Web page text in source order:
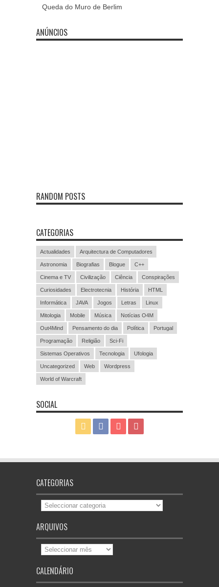
Queda do Muro de Berlim
ANÚNCIOS
RANDOM POSTS
CATEGORIAS
Actualidades Arquitectura de Computadores
Astronomia Biografias Blogue C++
Cinema e TV Civilização Ciência Conspirações
Curiosidades Electrotecnia História HTML
Informática JAVA Jogos Letras Linux
Mitologia Mobile Música Notícias O4M
Out4Mind Pensamento do dia Política Portugal
Programação Religião Sci-Fi
Sistemas Operativos Tecnologia Ufologia
Uncategorized Web Wordpress
World of Warcraft
SOCIAL
CATEGORIAS
Categorias
ARQUIVOS
Arquivos
CALENDÁRIO